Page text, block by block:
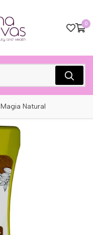
0
Magia Natural